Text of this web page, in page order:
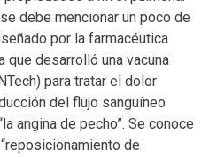
debe mencionar un poco de
por la farmacéutica
que desarrolló una vacuna
para tratar el dolor
del flujo sanguíneo
angina de pecho”. Se conoce
de